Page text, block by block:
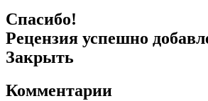
Спасибо!
Рецензия успешно
Закрыть
Комментарии